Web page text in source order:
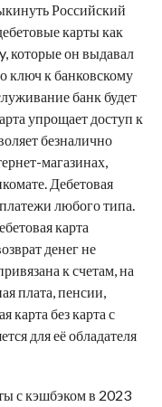
Российский
картыкак
которые он выдавал
ключ к банковскому
банк будет
упрощает доступ к
безналично
магазинах,
Дебетовая
любого типа.
карта
денег не
к счетам, на
плата, пенсии,
карта безкарта с
для её обладателя
с кэшбэком в 2023